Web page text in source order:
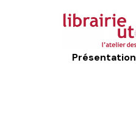
Présentation